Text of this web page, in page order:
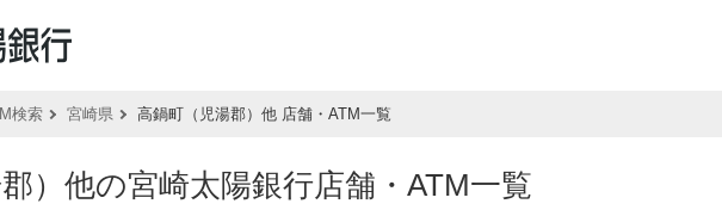
検索 宮崎県 高鍋町（児湯郡）他 店舗・ATM一覧
）他の宮崎太陽銀行店舗・ATM一覧